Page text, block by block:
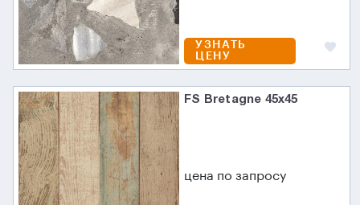
УЗНАТЬ
ЦЕНУ
FS Bretagne 45x45
цена по запросу